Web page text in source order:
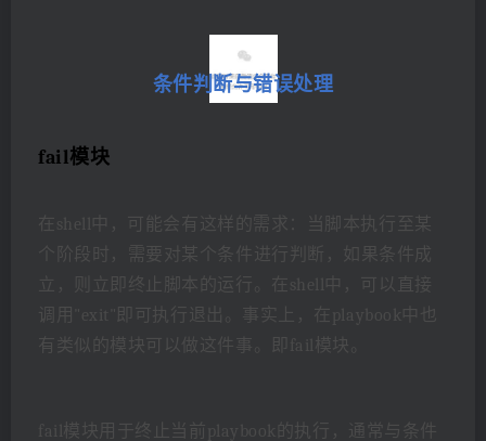
条件判断与错误处理
fail模块
在shell中，可能会有这样的需求：当脚本执行至某
个阶段时，需要对某个条件进行判断，如果条件成
立，则立即终止脚本的运行。在shell中，可以直接
调用"exit"即可执行退出。事实上，在playbook中也
有类似的模块可以做这件事。即fail模块。
fail模块用于终止当前playbook的执行，通常与条件